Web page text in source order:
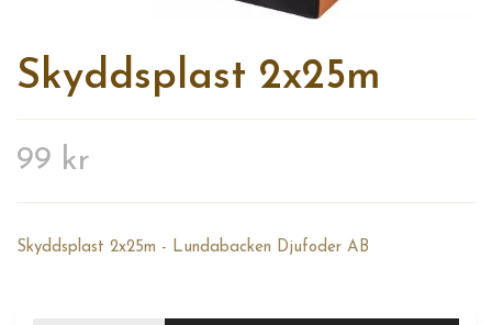
Skyddsplast 2x25m
99 kr
Skyddsplast 2x25m - Lundabacken Djufoder AB